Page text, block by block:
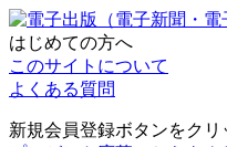
はじめての方へ
このサイトについて
よくある質問
新規会員登録ボタンをクリ